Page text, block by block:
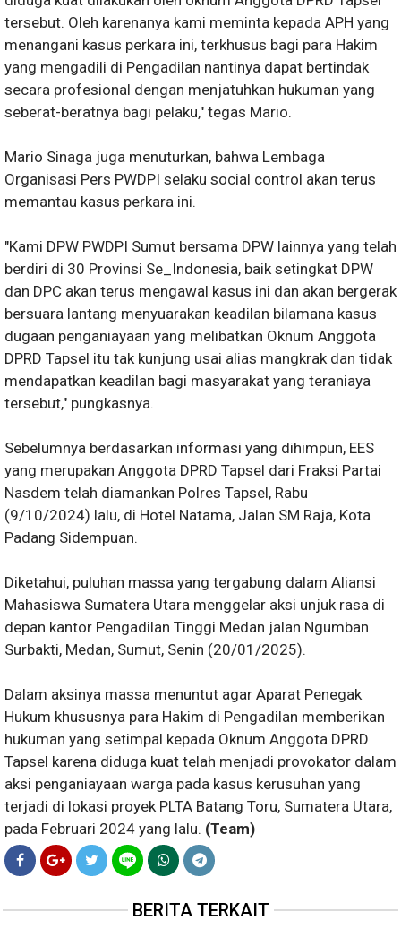
tersebut. Oleh karenanya kami meminta kepada APH yang
menangani kasus perkara ini, terkhusus bagi para Hakim
yang mengadili di Pengadilan nantinya dapat bertindak
secara profesional dengan menjatuhkan hukuman yang
seberat-beratnya bagi pelaku," tegas Mario.
Mario Sinaga juga menuturkan, bahwa Lembaga
Organisasi Pers PWDPI selaku social control akan terus
memantau kasus perkara ini.
"Kami DPW PWDPI Sumut bersama DPW lainnya yang telah
berdiri di 30 Provinsi Se_Indonesia, baik setingkat DPW
dan DPC akan terus mengawal kasus ini dan akan bergerak
bersuara lantang menyuarakan keadilan bilamana kasus
dugaan penganiayaan yang melibatkan Oknum Anggota
DPRD Tapsel itu tak kunjung usai alias mangkrak dan tidak
mendapatkan keadilan bagi masyarakat yang teraniaya
tersebut," pungkasnya.
Sebelumnya berdasarkan informasi yang dihimpun, EES
yang merupakan Anggota DPRD Tapsel dari Fraksi Partai
Nasdem telah diamankan Polres Tapsel, Rabu
(9/10/2024) lalu, di Hotel Natama, Jalan SM Raja, Kota
Padang Sidempuan.
Diketahui, puluhan massa yang tergabung dalam Aliansi
Mahasiswa Sumatera Utara menggelar aksi unjuk rasa di
depan kantor Pengadilan Tinggi Medan jalan Ngumban
Surbakti, Medan, Sumut, Senin (20/01/2025).
Dalam aksinya massa menuntut agar Aparat Penegak
Hukum khususnya para Hakim di Pengadilan memberikan
hukuman yang setimpal kepada Oknum Anggota DPRD
Tapsel karena diduga kuat telah menjadi provokator dalam
aksi penganiayaan warga pada kasus kerusuhan yang
terjadi di lokasi proyek PLTA Batang Toru, Sumatera Utara,
pada Februari 2024 yang lalu. (Team)
BERITA TERKAIT